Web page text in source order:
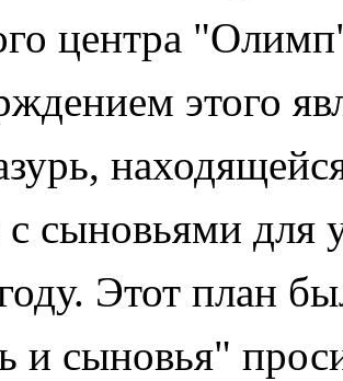
центра
этого
сыновьями для
Этот план
и сыновья"